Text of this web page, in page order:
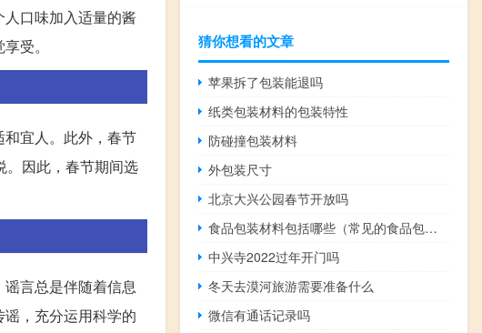
口味加入适量的酱
受。
宜人。此外，春节
。因此，春节期间选
言总是伴随着信息
，充分运用科学的
猜你想看的文章
苹果拆了包装能退吗
纸类包装材料的包装特性
防碰撞包装材料
外包装尺寸
北京大兴公园春节开放吗
食品包装材料包括哪些（常见的食品包装材料有哪些）
中兴寺2022过年开门吗
冬天去漠河旅游需要准备什么
微信有通话记录吗